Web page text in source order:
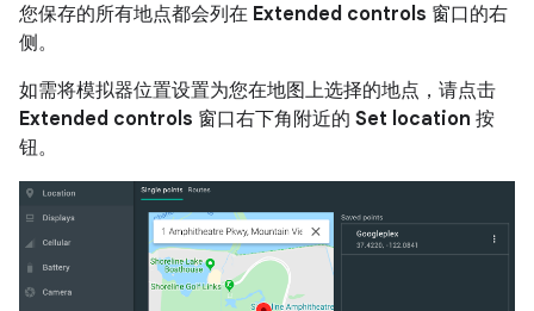
您保存的所有地点都会列在 Extended controls 窗口的右
侧。
如需将模拟器位置设置为您在地图上选择的地点，请点击
Extended controls 窗口右下角附近的 Set location 按
钮。